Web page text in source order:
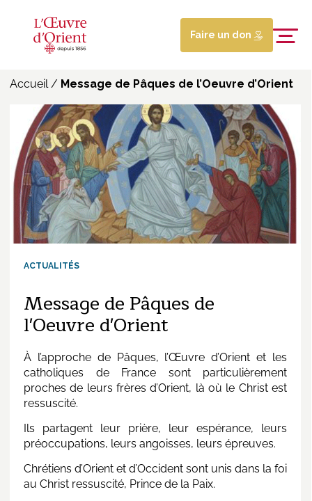
Faire un don
Accueil/ Message de Pâques de l’Oeuvre d’Orient
ACTUALITÉS
Message de Pâques de
l'Oeuvre d'Orient
À l’approche de Pâques, l’Œuvre d’Orient et les
catholiques de France sont particulièrement
proches de leurs frères d’Orient, là où le Christ est
ressuscité.
Ils partagent leur prière, leur espérance, leurs
préoccupations, leurs angoisses, leurs épreuves.
Chrétiens d’Orient et d’Occident sont unis dans la foi
au Christ ressuscité, Prince de la Paix.